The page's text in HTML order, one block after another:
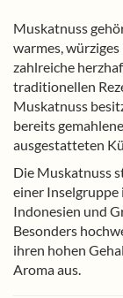
Muskatnuss
warmes,
zahlreiche
traditionellen
Muskatnuss
bereits
ausgestatteten
Die Muskatnuss
einer Inselgruppe
Indonesien und
Besonders
ihren hohen
Aroma aus.